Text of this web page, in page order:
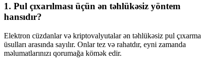
1. Pul çıxarılması üçün ən təhlükəsiz yöntem
hansıdır?
Elektron cüzdanlar və kriptovalyutalar ən təhlükəsiz pul çıxarma
üsulları arasında sayılır. Onlar tez və rahatdır, eyni zamanda
məlumatlarınızı qorumağa kömək edir.